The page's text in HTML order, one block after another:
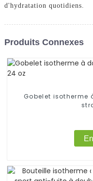
d'hydratation quotidiens.
Produits Connexes
Gobelet isotherme